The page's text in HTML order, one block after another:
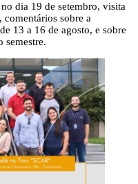
dia 19 de setembro, visita
sobre a
13 a 16 de agosto, e sobre
semestre.